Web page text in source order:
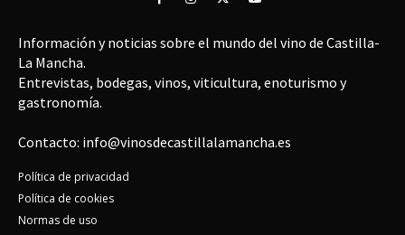
Información y noticias sobre el mundo del vino de Castilla-
La Mancha.
Entrevistas, bodegas, vinos, viticultura, enoturismo y
gastronomía.
Contacto: info@vinosdecastillalamancha.es
Política de privacidad
Política de cookies
Normas de uso